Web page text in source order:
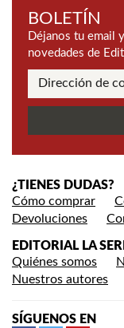
BOLETÍN
Déjanos tu email
novedades de
¿TIENES DUDAS?
Cómo comprar
Devoluciones
EDITORIAL LA
Quiénes somos
Nuestros autores
SÍGUENOS EN